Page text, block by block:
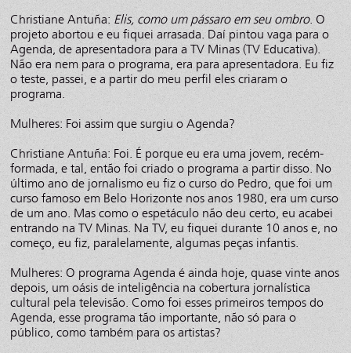
Christiane Antuña: Elis, como um pássaro em seu ombro. O
projeto abortou e eu fiquei arrasada. Daí pintou vaga para o
Agenda, de apresentadora para a TV Minas (TV Educativa).
Não era nem para o programa, era para apresentadora. Eu fiz
o teste, passei, e a partir do meu perfil eles criaram o
programa.
Mulheres: Foi assim que surgiu o Agenda?
Christiane Antuña: Foi. É porque eu era uma jovem, recém-
formada, e tal, então foi criado o programa a partir disso. No
último ano de jornalismo eu fiz o curso do Pedro, que foi um
curso famoso em Belo Horizonte nos anos 1980, era um curso
de um ano. Mas como o espetáculo não deu certo, eu acabei
entrando na TV Minas. Na TV, eu fiquei durante 10 anos e, no
começo, eu fiz, paralelamente, algumas peças infantis.
Mulheres: O programa Agenda é ainda hoje, quase vinte anos
depois, um oásis de inteligência na cobertura jornalística
cultural pela televisão. Como foi esses primeiros tempos do
Agenda, esse programa tão importante, não só para o
público, como também para os artistas?